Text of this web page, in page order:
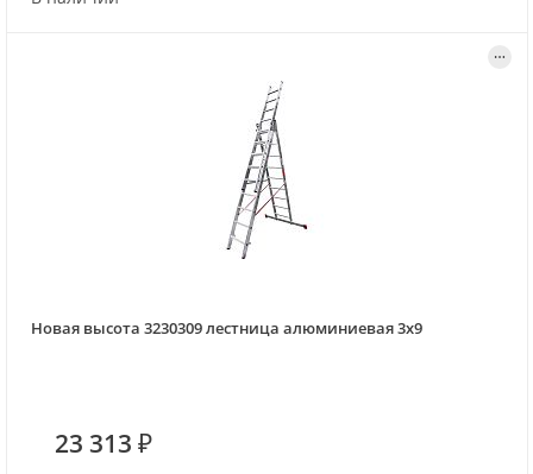
Новая высота 3230309 лестница алюминиевая 3х9
23 313 ₽